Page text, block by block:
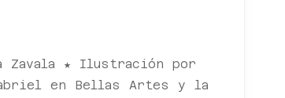
Zavala ★ Ilustración por
en Bellas Artes y la